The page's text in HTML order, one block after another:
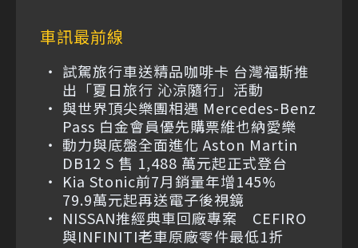
車訊最前線
試駕旅行車送精品咖啡卡 台灣福斯推
出「夏日旅行 沁涼隨行」活動
與世界頂尖樂團相遇 Mercedes-Benz
Pass 白金會員優先購票維也納愛樂
動力與底盤全面進化 Aston Martin
DB12 S 售 1,488 萬元起正式登台
Kia Stonic前7月銷量年增145%
79.9萬元起再送電子後視鏡
NISSAN推經典車回廠專案 CEFIRO
與INFINITI老車原廠零件最低1折